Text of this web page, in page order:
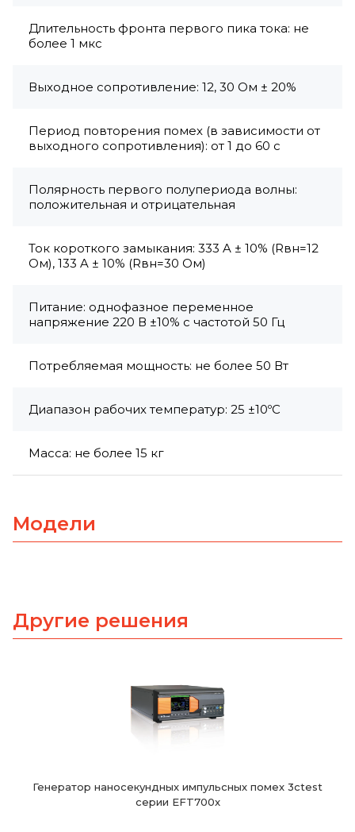
Длительность фронта первого пика тока: не
более 1 мкс
Выходное сопротивление: 12, 30 Ом ± 20%
Период повторения помех (в зависимости от
выходного сопротивления): от 1 до 60 с
Полярность первого полупериода волны:
положительная и отрицательная
Ток короткого замыкания: 333 A ± 10% (Rвн=12
Ом), 133 A ± 10% (Rвн=30 Ом)
Питание: однофазное переменное
напряжение 220 В ±10% с частотой 50 Гц
Потребляемая мощность: не более 50 Вт
Диапазон рабочих температур: 25 ±10ºC
Масса: не более 15 кг
Модели
Другие решения
Генератор наносекундных импульсных помех 3ctest
серии EFT700x